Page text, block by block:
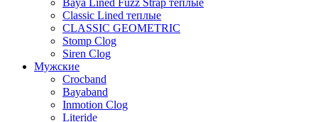
Classic Lined теплые
CLASSIC GEOMETRIC
Stomp Clog
Siren Clog
Мужские
Crocband
Bayaband
Inmotion Clog
Literide